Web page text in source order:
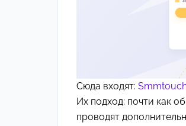
Сюда входят:
Их подход: почти как
проводят